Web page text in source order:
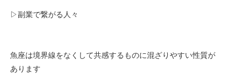
▷副業で繋がる人々
魚座は境界線をなくして共感するものに混ざりやすい性質が
あります